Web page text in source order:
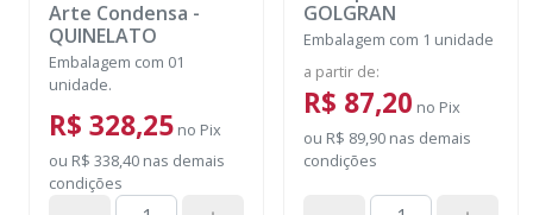
Arte Condensa -
QUINELATO
Embalagem com 01
unidade.
R$ 328,25 no Pix
ou R$ 338,40 nas demais
condições
GOLGRAN
Embalagem com 1 unidade
a partir de:
R$ 87,20 no Pix
ou R$ 89,90 nas demais
condições